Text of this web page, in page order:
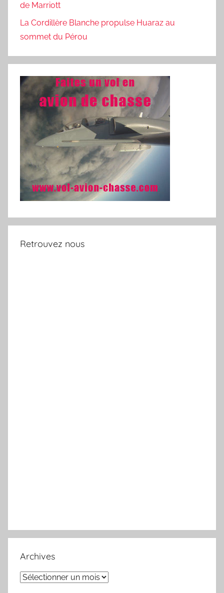
de Marriott
La Cordillère Blanche propulse Huaraz au
sommet du Pérou
Retrouvez nous
Archives
Archives